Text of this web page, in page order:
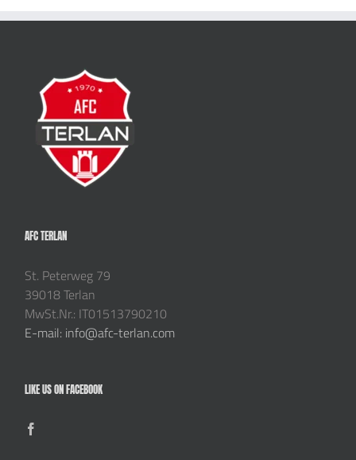
AFC TERLAN
St. Peterweg 79
39018 Terlan
MwSt.Nr.: IT01513790210
E-mail: info@afc-terlan.com
LIKE US ON FACEBOOK